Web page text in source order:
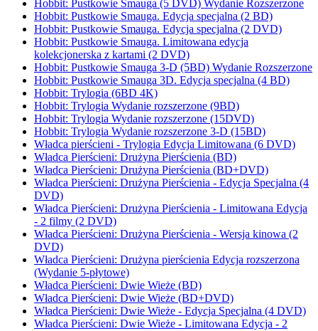
Hobbit: Pustkowie Smauga (5 DVD) Wydanie Rozszerzone
Hobbit: Pustkowie Smauga. Edycja specjalna (2 BD)
Hobbit: Pustkowie Smauga. Edycja specjalna (2 DVD)
Hobbit: Pustkowie Smauga. Limitowana edycja
kolekcjonerska z kartami (2 DVD)
Hobbit: Pustkowie Smauga 3-D (5BD) Wydanie Rozszerzone
Hobbit: Pustkowie Smauga 3D. Edycja specjalna (4 BD)
Hobbit: Trylogia (6BD 4K)
Hobbit: Trylogia Wydanie rozszerzone (9BD)
Hobbit: Trylogia Wydanie rozszerzone (15DVD)
Hobbit: Trylogia Wydanie rozszerzone 3-D (15BD)
Władca pierścieni - Trylogia Edycja Limitowana (6 DVD)
Władca Pierścieni: Drużyna Pierścienia (BD)
Władca Pierścieni: Drużyna Pierścienia (BD+DVD)
Władca Pierścieni: Drużyna Pierścienia - Edycja Specjalna (4
DVD)
Władca Pierścieni: Drużyna Pierścienia - Limitowana Edycja
- 2 filmy (2 DVD)
Władca Pierścieni: Drużyna Pierścienia - Wersja kinowa (2
DVD)
Władca Pierścieni: Drużyna pierścienia Edycja rozszerzona
(Wydanie 5-płytowe)
Władca Pierścieni: Dwie Wieże (BD)
Władca Pierścieni: Dwie Wieże (BD+DVD)
Władca Pierścieni: Dwie Wieże - Edycja Specjalna (4 DVD)
Władca Pierścieni: Dwie Wieże - Limitowana Edycja - 2